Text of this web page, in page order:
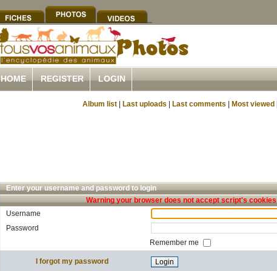
HOME REGISTER LOGIN
Album list Last uploads Last comments Most viewed
Enter your username and password to login
Warning your browser does not accept script's cookies
Username
Password
Remember me
I forgot my password